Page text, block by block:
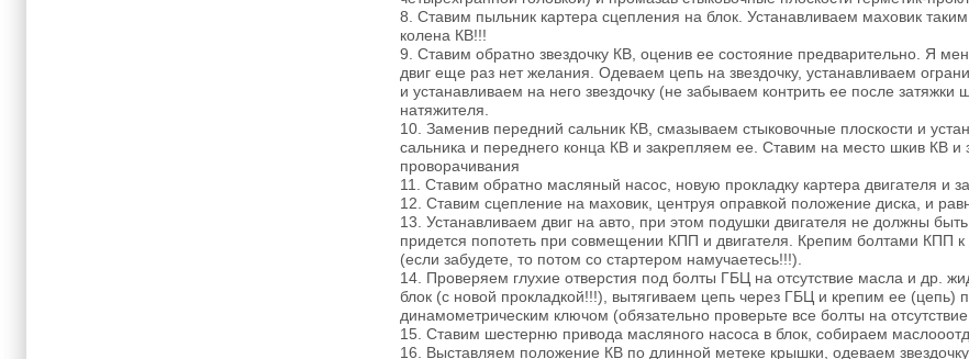
8. Ставим пыльник картера сцепления на блок. Устанавливаем маховик
колена КВ!!!
9. Ставим обратно звездочку КВ, оценив ее состояние предварительно. Я
двиг еще раз нет желания. Одеваем цепь на звездочку, устанавливаем
и устанавливаем на него звездочку (не забываем контрить ее после
натяжителя.
10. Заменив передний сальник КВ, смазываем стыковочные плоскости и
сальника и переднего конца КВ и закрепляем ее. Ставим на место шкив КВ и
проворачивания
11. Ставим обратно масляный насос, новую прокладку картера двигателя и
12. Ставим сцепление на маховик, центруя оправкой положение диска, и
13. Устанавливаем двиг на авто, при этом подушки двигателя не должны
придется попотеть при совмещении КПП и двигателя. Крепим болтами КПП
(если забудете, то потом со стартером намучаетесь!!!).
14. Проверяем глухие отверстия под болты ГБЦ на отсутствие масла и др.
блок (с новой прокладкой!!!), вытягиваем цепь через ГБЦ и крепим ее (цепь)
динамометрическим ключом (обязательно проверьте все болты на
15. Ставим шестерню привода масляного насоса в блок, собираем
16. Выставляем положение КВ по длинной метеке крышки, одеваем